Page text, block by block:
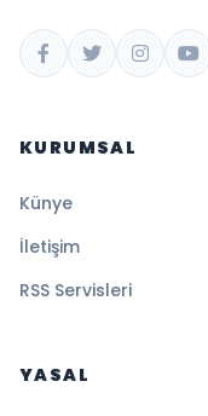
KURUMSAL
Künye
İletişim
RSS Servisleri
YASAL